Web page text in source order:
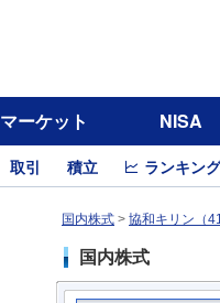
マーケット NISA
取引 積立 ランキング
国内株式 > 協和キリン（
国内株式